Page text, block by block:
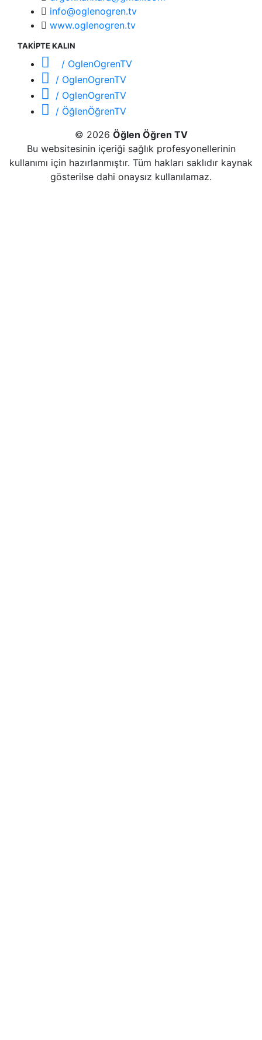
info@oglenogren.tv
www.oglenogren.tv
TAKİPTE KALIN
/ OglenOgrenTV
/ OglenOgrenTV
/ OglenOgrenTV
/ ÖğlenÖğrenTV
© 2026 Öğlen Öğren TV
Bu websitesinin içeriği sağlık profesyonellerinin
kullanımı için hazırlanmıştır. Tüm hakları saklıdır kaynak
gösterilse dahi onaysız kullanılamaz.